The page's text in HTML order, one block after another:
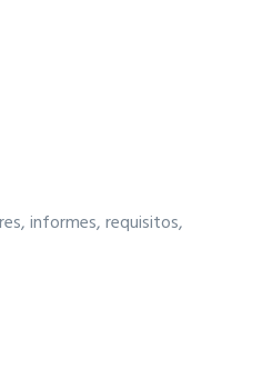
informes, requisitos,